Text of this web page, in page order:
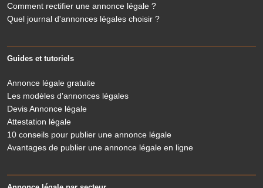
Comment rectifier une annonce légale ?
Quel journal d'annonces légales choisir ?
Guides et tutoriels
Annonce légale gratuite
Les modèles d'annonces légales
Devis Annonce légale
Attestation légale
10 conseils pour publier une annonce légale
Avantages de publier une annonce légale en ligne